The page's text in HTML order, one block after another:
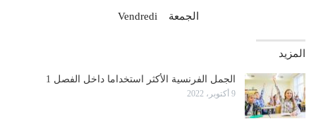
Vendredi الجمعة
المزيد
الجمل الفرنسية الأكثر استخداما داخل الفصل 1
9 أكتوبر، 2022